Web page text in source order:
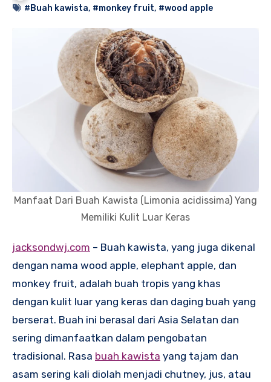
#Buah kawista, #monkey fruit, #wood apple
Manfaat Dari Buah Kawista (Limonia acidissima) Yang
Memiliki Kulit Luar Keras
jacksondwj.com – Buah kawista, yang juga dikenal
dengan nama wood apple, elephant apple, dan
monkey fruit, adalah buah tropis yang khas
dengan kulit luar yang keras dan daging buah yang
berserat. Buah ini berasal dari Asia Selatan dan
sering dimanfaatkan dalam pengobatan
tradisional. Rasa buah kawista yang tajam dan
asam sering kali diolah menjadi chutney, jus, atau